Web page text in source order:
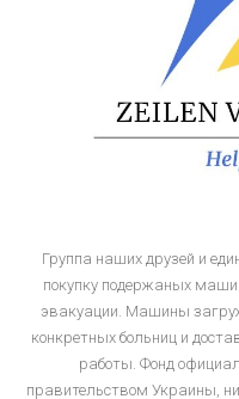
Группа наших друзей и
покупку подержаных
эвакуации. Машины
конкретных больниц и
работы. Фонд
правительством Украины,